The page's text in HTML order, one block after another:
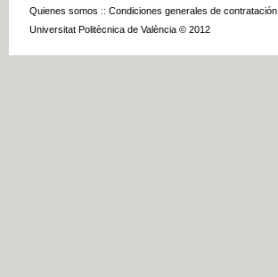
Quienes somos :: Condiciones generales de contratación
Universitat Politècnica de València © 2012